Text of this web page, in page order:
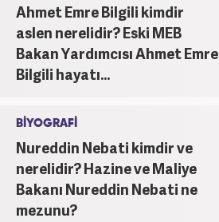
Ahmet Emre Bilgili kimdir
aslen nerelidir? Eski MEB
Bakan Yardımcısı Ahmet Emre
Bilgili hayatı...
BİYOGRAFİ
Nureddin Nebati kimdir ve
nerelidir? Hazine ve Maliye
Bakanı Nureddin Nebati ne
mezunu?